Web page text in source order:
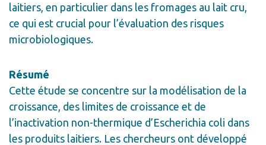
laitiers, en particulier dans les fromages au lait cru,
ce qui est crucial pour l’évaluation des risques
microbiologiques.
Résumé
Cette étude se concentre sur la modélisation de la
croissance, des limites de croissance et de
l’inactivation non-thermique d’Escherichia coli dans
les produits laitiers. Les chercheurs ont développé